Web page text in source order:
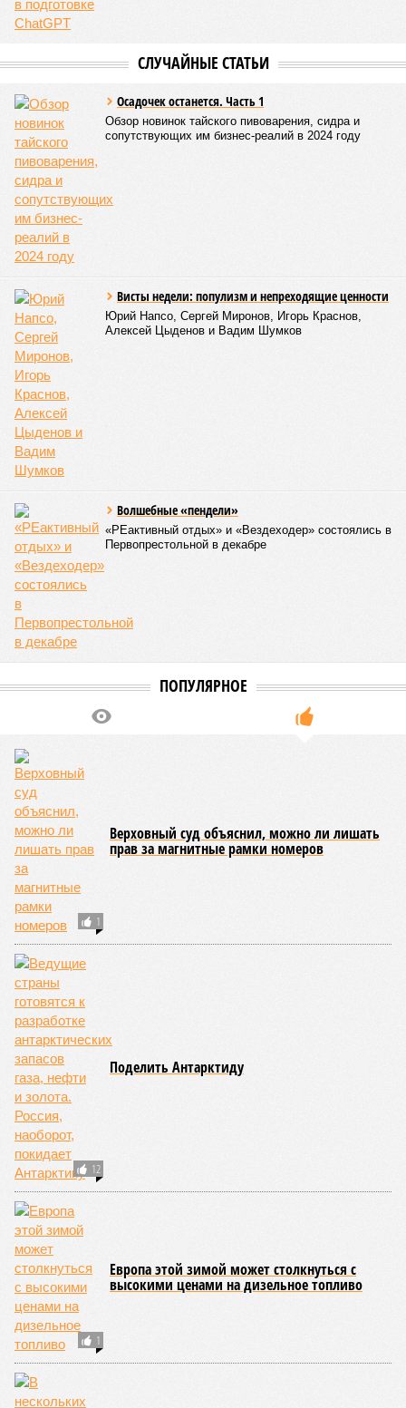
СЛУЧАЙНЫЕ СТАТЬИ
Осадочек останется. Часть 1
Обзор новинок тайского пивоварения, сидра и
сопутствующих им бизнес-реалий в 2024 году
Висты недели: популизм и непреходящие ценности
Юрий Напсо, Сергей Миронов, Игорь Краснов,
Алексей Цыденов и Вадим Шумков
Волшебные «пендели»
«РЕактивный отдых» и «Вездеходер» состоялись в
Первопрестольной в декабре
ПОПУЛЯРНОЕ
1
Верховный суд объяснил, можно ли лишать
прав за магнитные рамки номеров
12
Поделить Антарктиду
1
Европа этой зимой может столкнуться с
высокими ценами на дизельное топливо